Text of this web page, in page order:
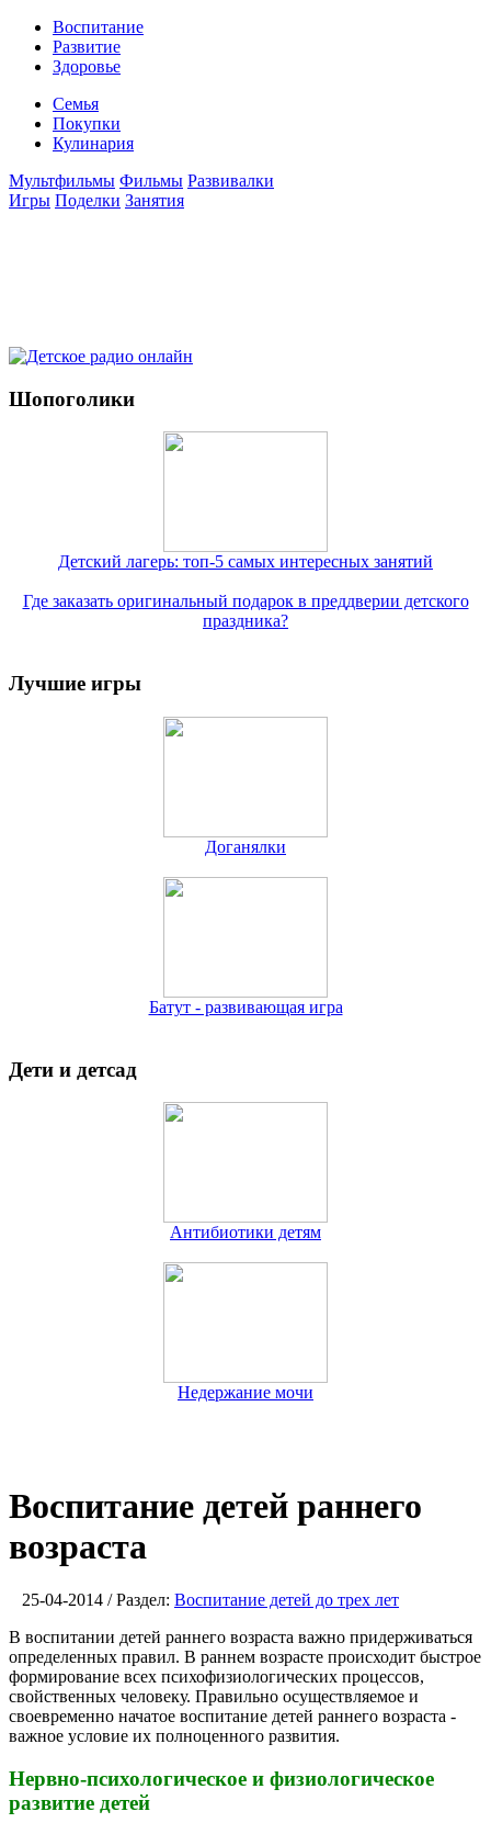
Воспитание
Развитие
Здоровье
Семья
Покупки
Кулинария
Мультфильмы Фильмы Развивалки
Игры Поделки Занятия
Шопоголики
Детский лагерь: топ-5 самых интересных занятий
Где заказать оригинальный подарок в преддверии детского
праздника?
Лучшие игры
Доганялки
Батут - развивающая игра
Дети и детсад
Антибиотики детям
Недержание мочи
Воспитание детей раннего
возраста
25-04-2014 / Раздел: Воспитание детей до трех лет
В воспитании детей раннего возраста важно придерживаться
определенных правил. В раннем возрасте происходит быстрое
формирование всех психофизиологических процессов,
свойственных человеку. Правильно осуществляемое и
своевременно начатое воспитание детей раннего возраста -
важное условие их полноценного развития.
Нервно-психологическое и физиологическое
развитие детей